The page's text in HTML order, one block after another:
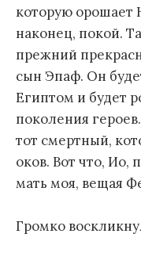
которую орошает
наконец, покой.
прежний
сын Эпаф. Он
Египтом и будет
поколения
тот смертный,
оков. Вот что, Ио,
мать моя, вещая
Громко